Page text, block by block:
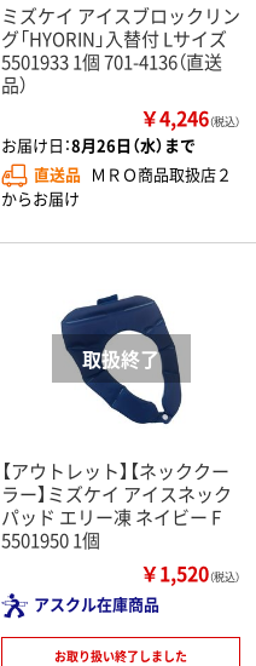
ミズケイ アイスブロックリン
グ「HYORIN」入替付 Lサイズ
5501933 1個 701-4136（直送
品）
￥4,246（税込）
お届け日：8月26日（水）まで
直送品 ＭＲＯ商品取扱店２
からお届け
【アウトレット】【ネッククー
ラー】ミズケイ アイスネック
パッド エリー凍 ネイビー F
5501950 1個
￥1,520（税込）
アスクル在庫商品
お取り扱い終了しました